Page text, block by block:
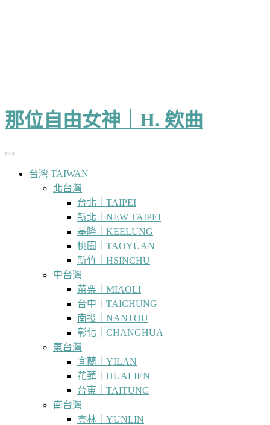
那位自由女神｜H. 欸曲
台灣 TAIWAN
北台灣
台北｜TAIPEI
新北｜NEW TAIPEI
基隆｜KEELUNG
桃園｜TAOYUAN
新竹｜HSINCHU
中台灣
苗栗｜MIAOLI
台中｜TAICHUNG
南投｜NANTOU
彰化｜CHANGHUA
東台灣
宜蘭｜YILAN
花蓮｜HUALIEN
台東｜TAITUNG
南台灣
雲林｜YUNLIN